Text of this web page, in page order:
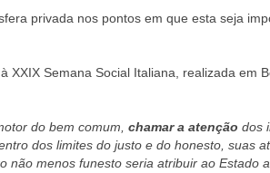
privada nos pontos em que esta seja
XXIX Semana Social Italiana, realizada em
do bem comum, chamar a atenção dos
dos limites do justo e do honesto, suas
não menos funesto seria atribuir ao Estado